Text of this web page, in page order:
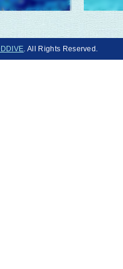
. All Rights Reserved.